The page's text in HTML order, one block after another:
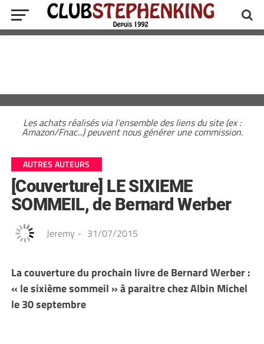
Les achats réalisés via l'ensemble des liens du site (ex :
Amazon/Fnac...) peuvent nous générer une commission.
AUTRES AUTEURS
[Couverture] LE SIXIEME
SOMMEIL, de Bernard Werber
Jeremy - 31/07/2015
La couverture du prochain livre de Bernard Werber :
« le sixième sommeil » à paraitre chez Albin Michel
le 30 septembre